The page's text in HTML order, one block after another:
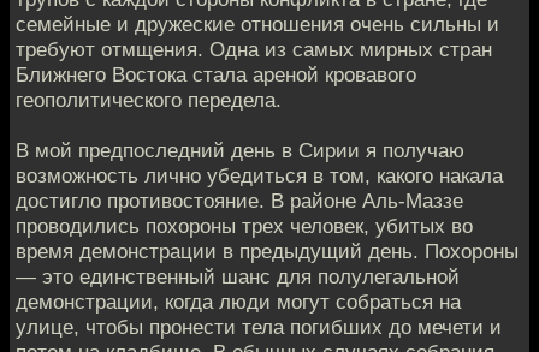
семейные и дружеские отношения очень сильны и
требуют отмщения. Одна из самых мирных стран
Ближнего Востока стала ареной кровавого
геополитического передела.
В мой предпоследний день в Сирии я получаю
возможность лично убедиться в том, какого накала
достигло противостояние. В районе Аль-Маззе
проводились похороны трех человек, убитых во
время демонстрации в предыдущий день. Похороны
— это единственный шанс для полулегальной
демонстрации, когда люди могут собраться на
улице, чтобы пронести тела погибших до мечети и